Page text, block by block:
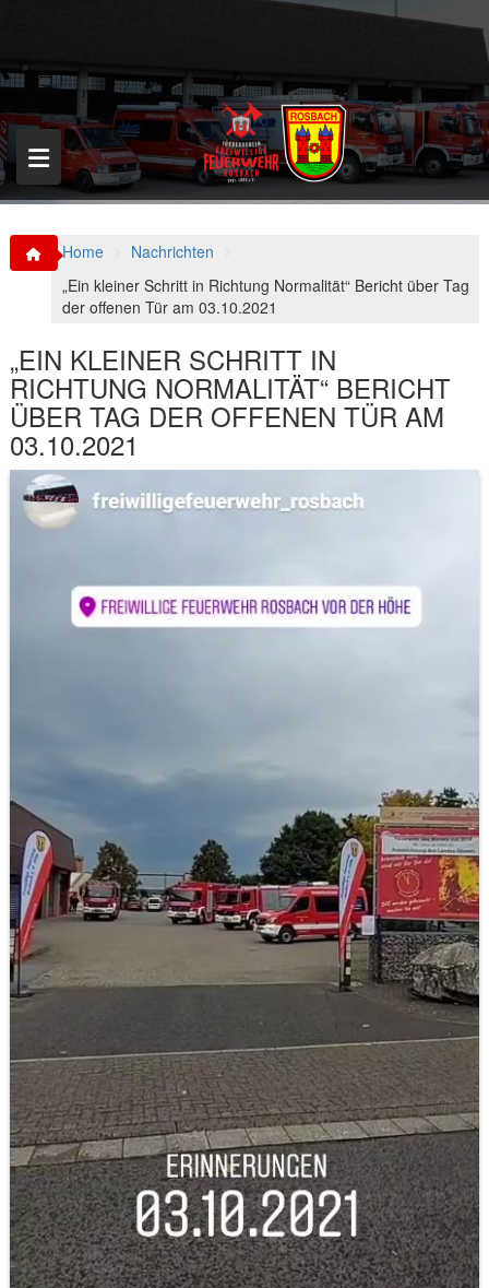
p
o
c
o
n
t
Home
Nachrichten
„Ein kleiner Schritt in Richtung Normalität“ Bericht über Tag
der offenen Tür am 03.10.2021
„EIN KLEINER SCHRITT IN
RICHTUNG NORMALITÄT“ BERICHT
ÜBER TAG DER OFFENEN TÜR AM
03.10.2021